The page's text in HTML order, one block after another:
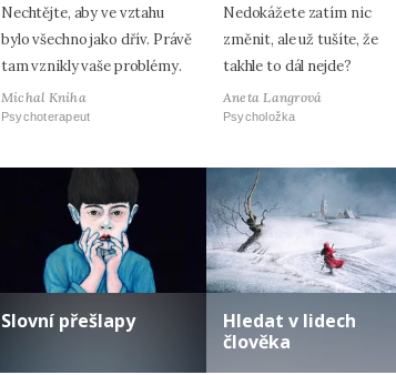
Nechtějte, aby ve vztahu
bylo všechno jako dřív. Právě
tam vznikly vaše problémy.
Michal Kniha
Psychoterapeut
Nedokážete zatím nic
změnit, ale už tušíte, že
takhle to dál nejde?
Aneta Langrová
Psycholožka
Slovní přešlapy
Hledat v lidech
člověka